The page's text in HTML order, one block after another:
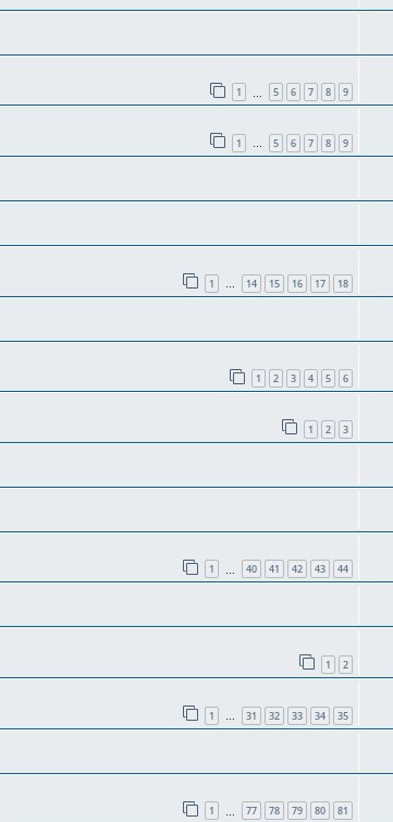
1 5 6 7 8 9
1 … 5 6 7 8 9
1 … 14 15 16 17 18
1 2 3 4 5 6
1 2 3
1 40 41 42 43 44
1 2
1 … 31 32 33 34 35
1 77 78 79 80 81